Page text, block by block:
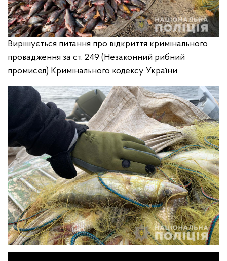
Вирішується питання про відкриття кримінального
провадження за ст. 249 (Незаконний рибний
промисел) Кримінального кодексу України.